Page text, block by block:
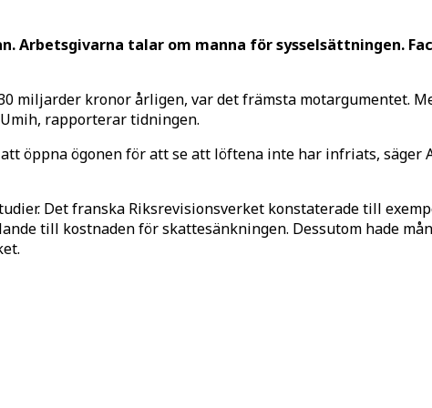
Arbetsgivarna talar om manna för sysselsättningen.
miljarder kronor årligen, var det främsta motargumentet.
rapporterar tidningen.
öppna ögonen för att se att löftena inte har infriats, säger
Det franska Riksrevisionsverket konstaterade till
till kostnaden för skattesänkningen. Dessutom hade